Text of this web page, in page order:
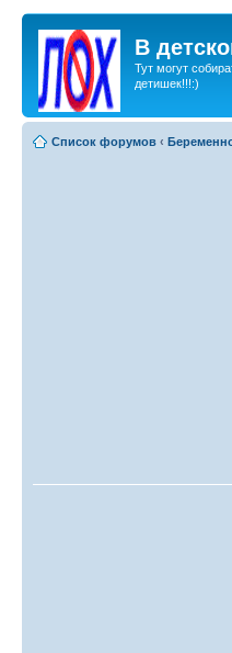
В
Тут могут
детишек!!!:)
Список форумов ‹